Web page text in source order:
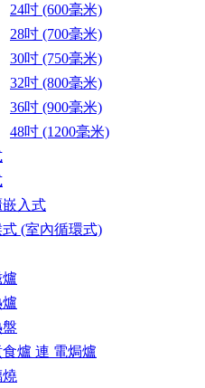
24吋 (600毫米)
28吋 (700毫米)
30吋 (750毫米)
32吋 (800毫米)
36吋 (900毫米)
48吋 (1200毫米)
嵌入式
(室內循環式)
食爐 連 電焗爐